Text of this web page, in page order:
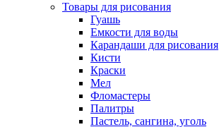
Товары для рисования
Гуашь
Емкости для воды
Карандаши для рисования
Кисти
Краски
Мел
Фломастеры
Палитры
Пастель, сангина, уголь